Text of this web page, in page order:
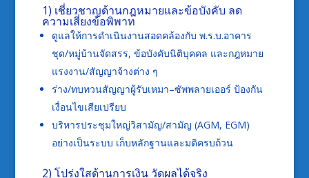
1) เชี่ยวชาญด้านกฎหมายและข้อบังคับ ลด
ความเสี่ยงข้อพิพาท
ดูแลให้การดำเนินงานสอดคล้องกับ พ.ร.บ.อาคาร
ชุด/หมู่บ้านจัดสรร, ข้อบังคับนิติบุคคล และกฎหมาย
แรงงาน/สัญญาจ้างต่าง ๆ
ร่าง/ทบทวนสัญญาผู้รับเหมา–ซัพพลายเออร์ ป้องกัน
เงื่อนไขเสียเปรียบ
บริหารประชุมใหญ่วิสามัญ/สามัญ (AGM, EGM)
อย่างเป็นระบบ เก็บหลักฐานและมติครบถ้วน
2) โปร่งใสด้านการเงิน วัดผลได้จริง